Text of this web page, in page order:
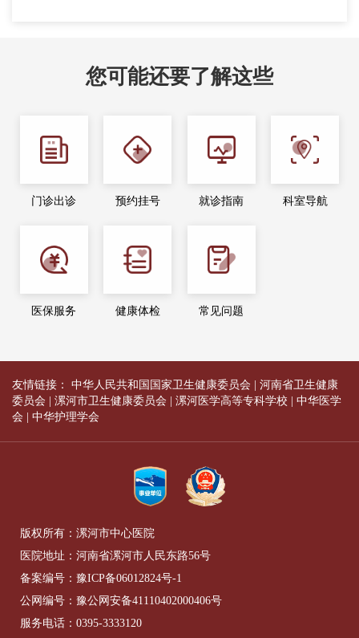
您可能还要了解这些
门诊出诊 预约挂号 就诊指南 科室导航
医保服务 健康体检 常见问题
友情链接： 中华人民共和国国家卫生健康委员会
河南省卫生健康
委员会
漯河市卫生健康委员会 漯河医学高等专科学校
中华医学
会
中华护理学会
版权所有：漯河市中心医院
医院地址：河南省漯河市人民东路56号
备案编号： 豫ICP备06012824号-1
公网编号： 豫公网安备41110402000406号
服务电话： 0395-3333120